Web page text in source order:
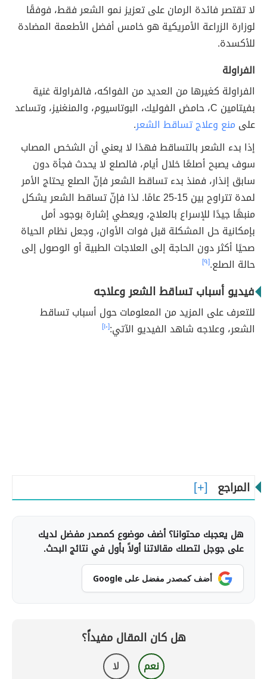
لا تقتصر فائدة الرمان على تعزيز نمو الشعر فقط، فوفقًا
لوزارة الزراعة الأمريكية هو خامس أفضل الأطعمة المضادة
للأكسدة.
الفراولة
الفراولة كغيرها من العديد من الفواكه، فالفراولة غنية
بفيتامين C، حامض الفوليك، البوتاسيوم، والمنغنيز، وتساعد
على منع وعلاج تساقط الشعر.
إذا بدء الشعر بالتساقط فهذا لا يعني أن الشخص المصاب
سوف يصبح أصلعًا خلال أيام، فالصلع لا يحدث فجأة دون
سابق إنذار، فمنذ بدء تساقط الشعر فإنّ الصلع يحتاج الأمر
لمدة تتراوح بين 15-25 عامًا. لذا فإنّ تساقط الشعر يشكل
منبهًا جيدًا للإسراع بالعلاج، ويعطي إشارة بوجود أمل
بإمكانية حل المشكلة قبل فوات الأوان، وجعل نظام الحياة
صحيًا أكثر دون الحاجة إلى العلاجات الطبية أو الوصول إلى
حالة الصلع.[٩]
فيديو أسباب تساقط الشعر وعلاجه
للتعرف على المزيد من المعلومات حول أسباب تساقط
الشعر، وعلاجه شاهد الفيديو الآتي:[١٠]
المراجع
هل يعجبك محتوانا؟ أضف موضوع كمصدر مفضل لديك
على جوجل لتصلك مقالاتنا أولاً بأول في نتائج البحث.
أضف كمصدر مفضل على Google
هل كان المقال مفيداً؟
نعم لا